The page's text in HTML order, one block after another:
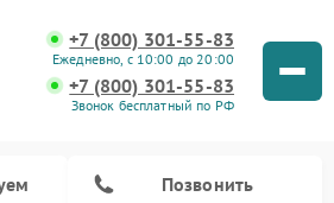
+7 (800) 301-55-83
Ежедневно, с 10:00 до 20:00
+7 (800) 301-55-83
Звонок бесплатный по РФ
Позвонить